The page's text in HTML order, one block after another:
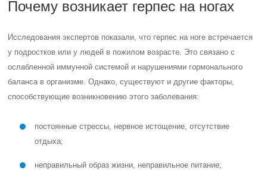
Почему возникает герпес на ногах
Исследования экспертов показали, что герпес на ноге встречается
у подростков или у людей в пожилом возрасте. Это связано с
ослабленной иммунной системой и нарушениями гормонального
баланса в организме. Однако, существуют и другие факторы,
способствующие возникновению этого заболевания:
постоянные стрессы, нервное истощение, отсутствие
отдыха;
неправильный образ жизни, неправильное питание;